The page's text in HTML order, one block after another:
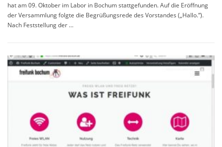
hat am 09. Oktober im Labor in Bochum stattgefunden. Auf die Eröffnung
der Versammlung folgte die Begrüßungsrede des Vorstandes („Hallo.“).
Nach Feststellung der …